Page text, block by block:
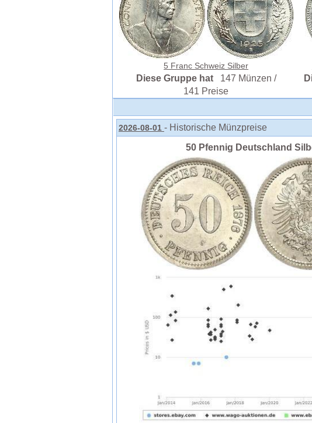
5 Franc Schweiz Silber
Diese Gruppe hat 147 Münzen /
141 Preise
2026-08-01 - Historische Münzpreise
50 Pfennig Deutschland